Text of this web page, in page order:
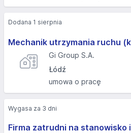
Mechanik utrzymania ruchu
Gi Group S.A.
Łódź
umowa o pracę
Dodana 1 sierpnia
Firma zatrudni na
Wygasa za 3 dni